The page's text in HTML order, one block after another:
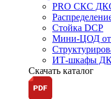
PRO СКС
Стойка DCP
Мини-ЦОД от
ИТ-шкафы
Скачать каталог